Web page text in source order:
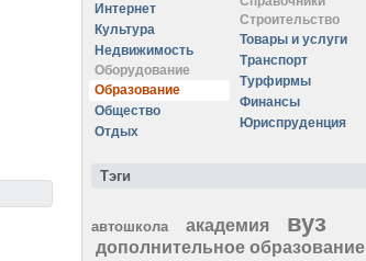
Интернет
Культура
Недвижимость
Оборудование
Образование
Общество
Отдых
Строительство
Товары и услуги
Транспорт
Турфирмы
Финансы
Юриспруденция
Тэги
автошкола академия вуз
дополнительное образование